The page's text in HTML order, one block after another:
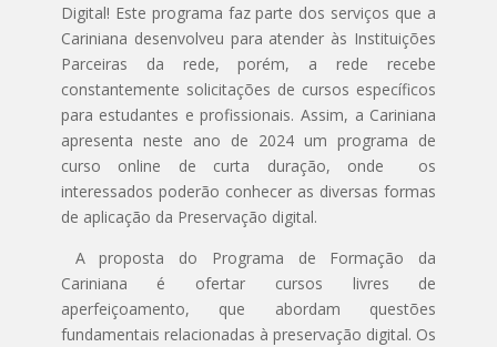
Digital! Este programa faz parte dos serviços que a
Cariniana desenvolveu para atender às Instituições
Parceiras da rede, porém, a rede recebe
constantemente solicitações de cursos específicos
para estudantes e profissionais. Assim, a Cariniana
apresenta neste ano de 2024 um programa de
curso online de curta duração, onde os
interessados poderão conhecer as diversas formas
de aplicação da Preservação digital.
A proposta do Programa de Formação da
Cariniana é ofertar cursos livres de
aperfeiçoamento, que abordam questões
fundamentais relacionadas à preservação digital. Os